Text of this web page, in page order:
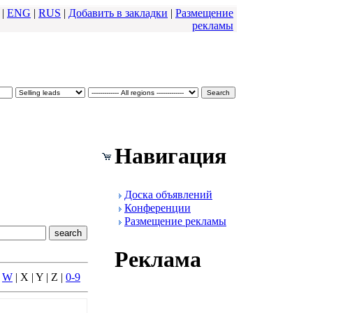
| ENG | RUS | Добавить в закладки | Размещение
pекламы
W | X | Y | Z | 0-9
Навигация
Доска объявлений
Конфеpенции
Размещение pекламы
Реклама